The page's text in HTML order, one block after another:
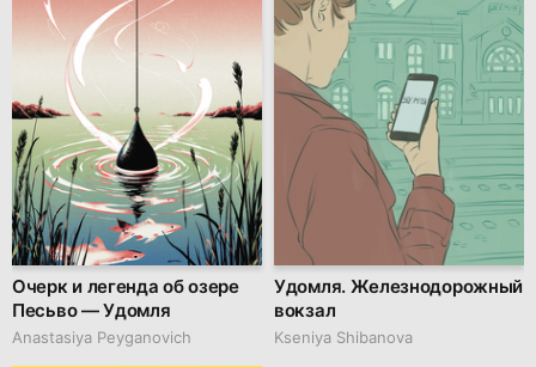
Очерк и легенда об озере
Песьво — Удомля
Anastasiya Peyganovich
Удомля. Железнодорожный
вокзал
Kseniya Shibanova